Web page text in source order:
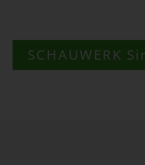
SCHAUWERK